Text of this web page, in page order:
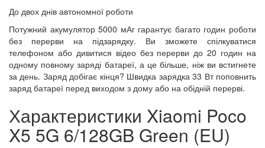
До двох днів автономної роботи
Потужний акумулятор 5000 мАг гарантує багато годин роботи
без перерви на підзарядку. Ви зможете спілкуватися
телефоном або дивитися відео без перерви до 20 годин на
одному повному заряді батареї, а це більше, ніж ви встигнете
за день. Заряд добігає кінця? Швидка зарядка 33 Вт поповнить
заряд батареї перед виходом з дому або на обідній перерві.
Характеристики Xiaomi Poco
X5 5G 6/128GB Green (EU)